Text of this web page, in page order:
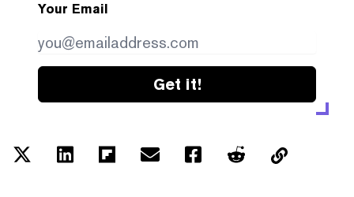
Your Email
Get it!